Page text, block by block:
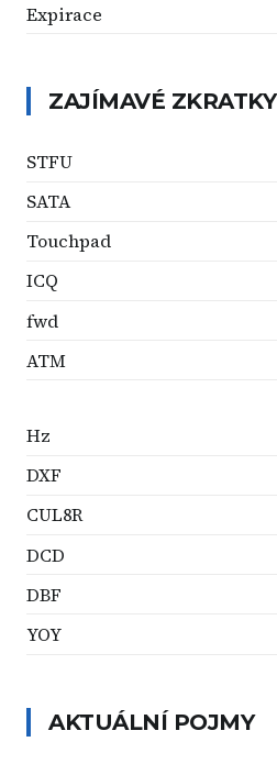
Expirace
ZAJÍMAVÉ ZKRATKY
STFU
SATA
Touchpad
ICQ
fwd
ATM
Hz
DXF
CUL8R
DCD
DBF
YOY
AKTUÁLNÍ POJMY